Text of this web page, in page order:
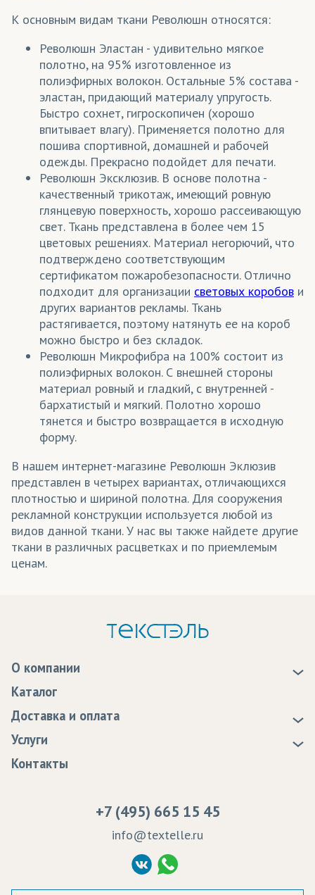
К основным видам ткани Революшн относятся:
Революшн Эластан - удивительно мягкое
полотно, на 95% изготовленное из
полиэфирных волокон. Остальные 5% состава -
эластан, придающий материалу упругость.
Быстро сохнет, гигроскопичен (хорошо
впитывает влагу). Применяется полотно для
пошива спортивной, домашней и рабочей
одежды. Прекрасно подойдет для печати.
Революшн Эксклюзив. В основе полотна -
качественный трикотаж, имеющий ровную
глянцевую поверхность, хорошо рассеивающую
свет. Ткань представлена в более чем 15
цветовых решениях. Материал негорючий, что
подтверждено соответствующим
сертификатом пожаробезопасности. Отлично
подходит для организации световых коробов и
других вариантов рекламы. Ткань
растягивается, поэтому натянуть ее на короб
можно быстро и без складок.
Революшн Микрофибра на 100% состоит из
полиэфирных волокон. С внешней стороны
материал ровный и гладкий, с внутренней -
бархатистый и мягкий. Полотно хорошо
тянется и быстро возвращается в исходную
форму.
В нашем интернет-магазине Революшн Эклюзив
представлен в четырех вариантах, отличающихся
плотностью и шириной полотна. Для сооружения
рекламной конструкции используется любой из
видов данной ткани. У нас вы также найдете другие
ткани в различных расцветках и по приемлемым
ценам.
О компании
Статьи
Программа лояльности
Сертификаты качества
Судебные решения
Политика Конфиденциальности
Согласие на обработку ПД
Каталог
Доставка и оплата
Доставка
Оплата
Услуги
Образцы
Контакты
+7 (495) 665 15 45
info@textelle.ru